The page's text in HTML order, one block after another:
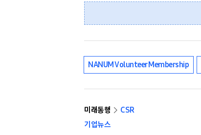
NANUM Volunteer Membership
미래동행
CSR
기업뉴스